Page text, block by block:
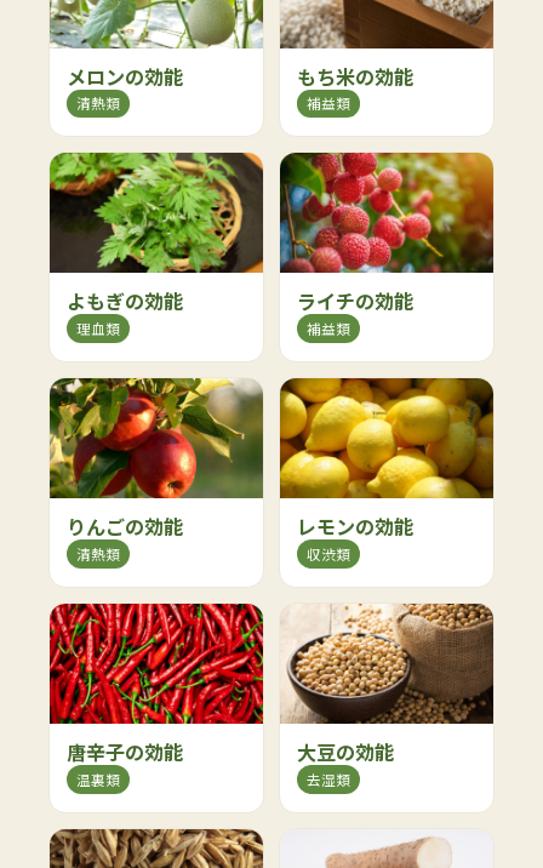
メロンの効能
清熱類
もち米の効能
補益類
よもぎの効能
理血類
ライチの効能
補益類
りんごの効能
清熱類
レモンの効能
収渋類
唐辛子の効能
温裏類
大豆の効能
去湿類